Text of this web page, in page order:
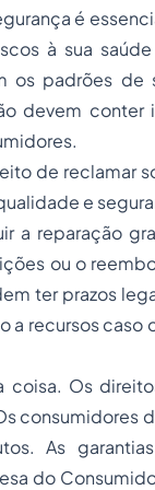
é
à sua
os padrões de
devem
de reclamar
e
a reparação
ou o
ter prazos
a recursos
coisa. Os
consumidores
As
do